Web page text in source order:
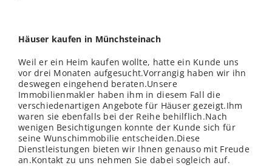
Häuser kaufen in Münchsteinach
Weil er ein Heim kaufen wollte, hatte ein Kunde uns
vor drei Monaten aufgesucht.Vorrangig haben wir ihn
deswegen eingehend beraten.Unsere
Immobilienmakler haben ihm in diesem Fall die
verschiedenartigen Angebote für Häuser gezeigt.Ihm
waren sie ebenfalls bei der Reihe behilflich.Nach
wenigen Besichtigungen konnte der Kunde sich für
seine Wunschimmobilie entscheiden.Diese
Dienstleistungen bieten wir Ihnen genauso mit Freude
an.Kontakt zu uns nehmen Sie dabei sogleich auf.